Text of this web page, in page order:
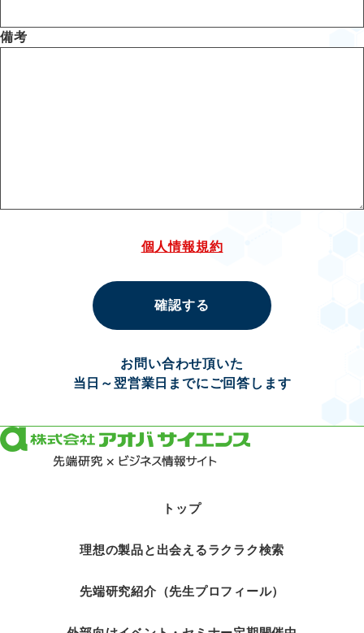
備考
個人情報規約
確認する
お問い合わせ頂いた
当日～翌営業日までにご回答します
トップ
理想の製品と出会えるラクラク検索
先端研究紹介（先生プロフィール）